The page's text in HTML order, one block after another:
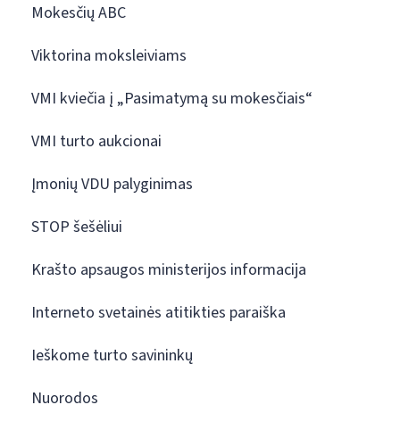
Mokesčių ABC
Viktorina moksleiviams
VMI kviečia į „Pasimatymą su mokesčiais“
VMI turto aukcionai
Įmonių VDU palyginimas
STOP šešėliui
Krašto apsaugos ministerijos informacija
Interneto svetainės atitikties paraiška
Ieškome turto savininkų
Nuorodos